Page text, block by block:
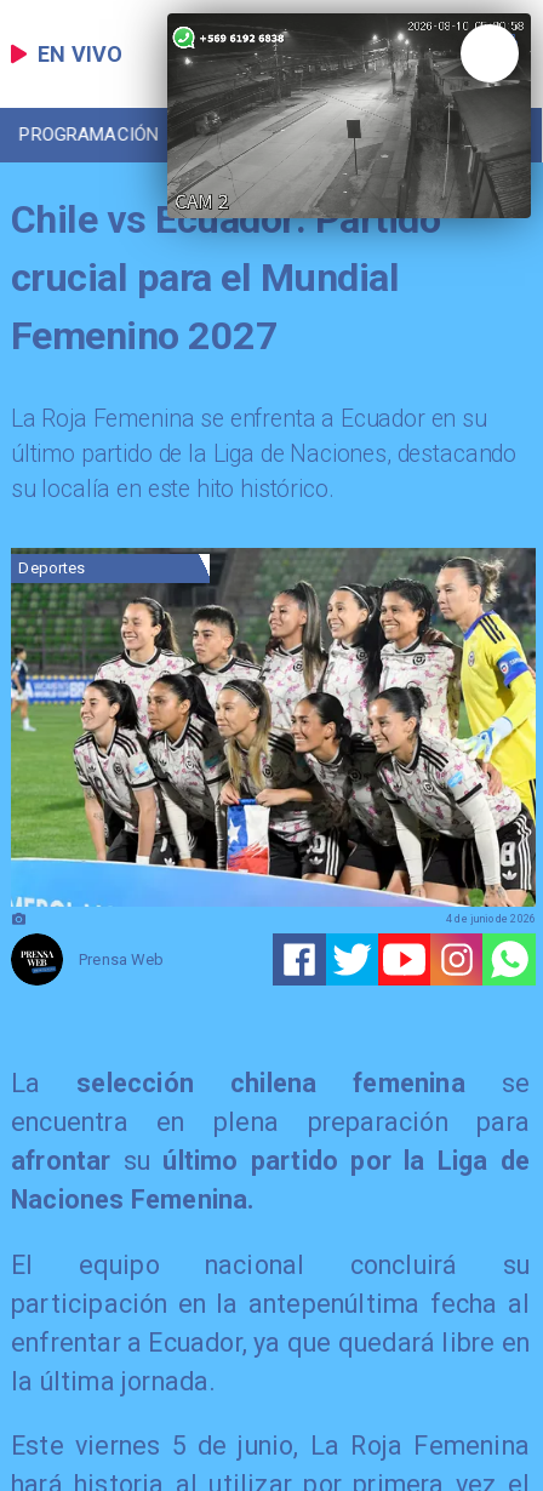
EN VIVO
PROGRAMACIÓN LOCAL DEPORTES
Chile vs Ecuador: Partido
crucial para el Mundial
Femenino 2027
La Roja Femenina se enfrenta a Ecuador en su
último partido de la Liga de Naciones, destacando
su localía en este hito histórico.
Deportes
Prensa Web
4 de junio de 2026
La selección chilena femeninase
encuentra en plena preparación para
afrontar su último partido por la Liga de
Naciones Femenina.
El equipo nacional concluirá su
participación en la antepenúltima fecha al
enfrentar a Ecuador, ya que quedará libre en
la última jornada.
Este viernes 5 de junio, La Roja Femenina
hará historia al utilizar por primera vez el